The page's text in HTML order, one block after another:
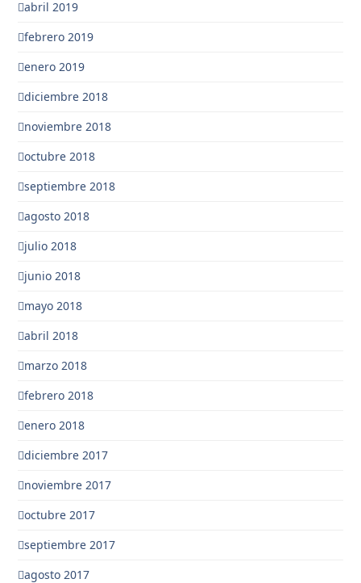
abril 2019
febrero 2019
enero 2019
diciembre 2018
noviembre 2018
octubre 2018
septiembre 2018
agosto 2018
julio 2018
junio 2018
mayo 2018
abril 2018
marzo 2018
febrero 2018
enero 2018
diciembre 2017
noviembre 2017
octubre 2017
septiembre 2017
agosto 2017